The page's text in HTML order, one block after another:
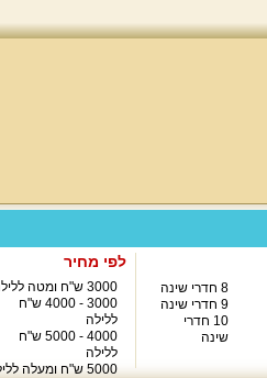
8 חדרי שינה
9 חדרי שינה
10 חדרי
שינה
לפי מחיר
3000 ש"ח ומטה ללילה
3000 - 4000 ש"ח
ללילה
4000 - 5000 ש"ח
ללילה
5000 ש"ח ומעלה ללילה